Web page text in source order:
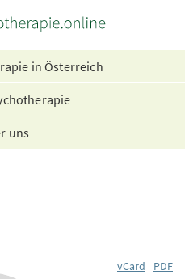
in Österreich
uns
vCard
PDF